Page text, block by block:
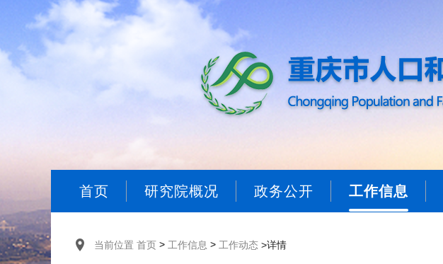
首页 研究院概况 政务公开 工作信息
当前位置 首页 > 工作信息 > 工作动态 >详情